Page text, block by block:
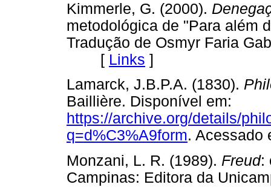
Kimmerle, G. (2000).
metodológica de "Para além
Tradução de Osmyr Faria
[ Links ]
Lamarck, J.B.P.A. (1830).
Baillière. Disponível em:
https://archive.org/details/
q=d%C3%A9form.
Monzani, L. R. (1989). Freud:
Campinas: Editora da